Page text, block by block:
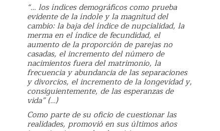
“… los índices demográficos como prueba
evidente de la índole y la magnitud del
cambio: la baja del índice de nupcialidad, la
merma en el índice de fecundidad, el
aumento de la proporción de parejas no
casadas, el incremento del número de
nacimientos fuera del matrimonio, la
frecuencia y abundancia de las separaciones
y divorcios, el incremento de la longevidad y,
consiguientemente, de las esperanzas de
vida” (…)
Como parte de su oficio de cuestionar las
realidades, promovió en sus últimos años